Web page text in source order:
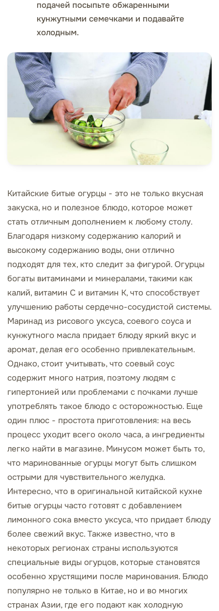
подачей посыпьте обжаренными
кунжутными семечками и подавайте
холодным.
Китайские битые огурцы - это не только вкусная
закуска, но и полезное блюдо, которое может
стать отличным дополнением к любому столу.
Благодаря низкому содержанию калорий и
высокому содержанию воды, они отлично
подходят для тех, кто следит за фигурой. Огурцы
богаты витаминами и минералами, такими как
калий, витамин С и витамин К, что способствует
улучшению работы сердечно-сосудистой системы.
Маринад из рисового уксуса, соевого соуса и
кунжутного масла придает блюду яркий вкус и
аромат, делая его особенно привлекательным.
Однако, стоит учитывать, что соевый соус
содержит много натрия, поэтому людям с
гипертонией или проблемами с почками лучше
употреблять такое блюдо с осторожностью. Еще
один плюс - простота приготовления: на весь
процесс уходит всего около часа, а ингредиенты
легко найти в магазине. Минусом может быть то,
что маринованные огурцы могут быть слишком
острыми для чувствительного желудка.
Интересно, что в оригинальной китайской кухне
битые огурцы часто готовят с добавлением
лимонного сока вместо уксуса, что придает блюду
более свежий вкус. Также известно, что в
некоторых регионах страны используются
специальные виды огурцов, которые становятся
особенно хрустящими после маринования. Блюдо
популярно не только в Китае, но и во многих
странах Азии, где его подают как холодную